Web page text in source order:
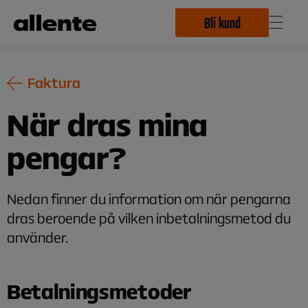
Bli kund
Faktura
När dras mina
pengar?
Nedan finner du information om när pengarna
dras beroende på vilken inbetalningsmetod du
använder.
Betalningsmetoder